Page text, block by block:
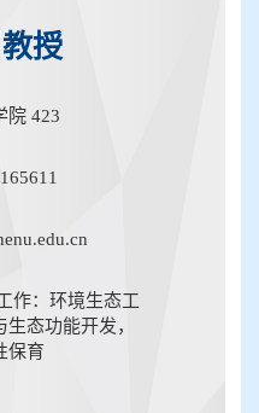
授
院 423
作：环境生态工
态功能开发，
保育